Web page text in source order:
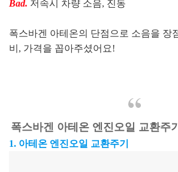
Bad. 저속시 차량 소음, 진동
폭스바겐 아테온의 단점으로 소음을 장
비, 가격을 꼽아주셨어요!
폭스바겐 아테온 엔진오일 교환주
1. 아테온 엔진오일 교환주기